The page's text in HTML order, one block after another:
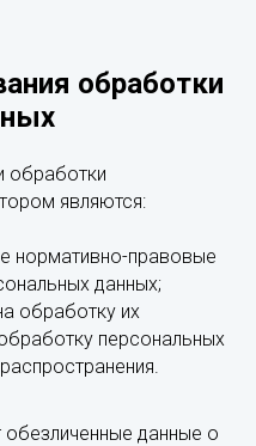
обработки
обработки
являются:
нормативно-правовые
данных;
обработку их
персональных
данные о